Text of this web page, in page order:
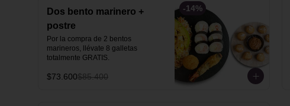
-14%
Dos bento marinero +
postre
Por la compra de 2 bentos
marineros, llévate 8 galletas
totalmente GRATIS.
$73.600$85.400